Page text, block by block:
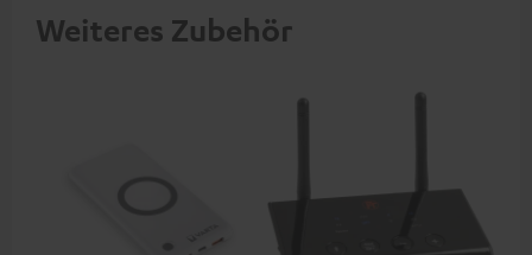
Weiteres Zubehör